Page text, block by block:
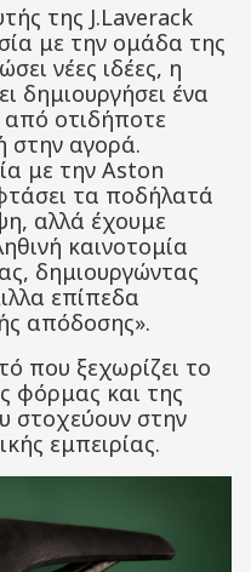
της J.Laverack
με την ομάδα της
νέες ιδέες, η
δημιουργήσει ένα
οτιδήποτε
στην αγορά.
με την Aston
τα ποδήλατά
αλλά έχουμε
καινοτομία
δημιουργώντας
επίπεδα
απόδοσης».
που ξεχωρίζει το
φόρμας και της
στοχεύουν στην
εμπειρίας.